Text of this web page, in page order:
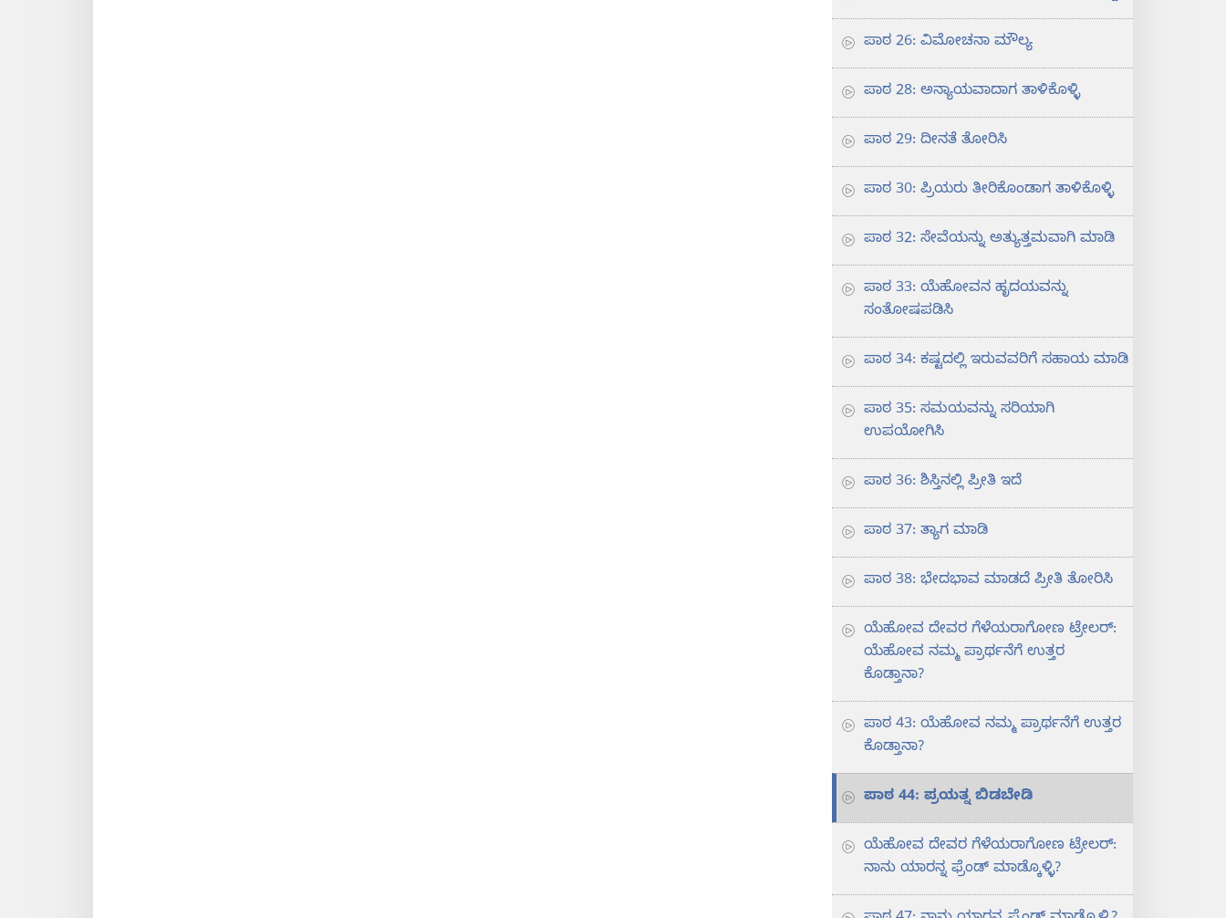
ಪಾಠ 26: ವಿಮೋಚನಾ ಮೌಲ್ಯ
ಪಾಠ 28: ಅನ್ಯಾಯವಾದಾಗ ತಾಳಿಕೊಳ್ಳಿ
ಪಾಠ 29: ದೀನತೆ ತೋರಿಸಿ
ಪಾಠ 30: ಪ್ರಿಯರು ತೀರಿಕೊಂಡಾಗ ತಾಳಿಕೊಳ್ಳಿ
ಪಾಠ 32: ಸೇವೆಯನ್ನು ಅತ್ಯುತ್ತಮವಾಗಿ ಮಾಡಿ
ಪಾಠ 33: ಯೆಹೋವನ ಹೃದಯವನ್ನು
ಸಂತೋಷಪಡಿಸಿ
ಪಾಠ 34: ಕಷ್ಟದಲ್ಲಿ ಇರುವವರಿಗೆ ಸಹಾಯ ಮಾಡಿ
ಪಾಠ 35: ಸಮಯವನ್ನು ಸರಿಯಾಗಿ
ಉಪಯೋಗಿಸಿ
ಪಾಠ 36: ಶಿಸ್ತಿನಲ್ಲಿ ಪ್ರೀತಿ ಇದೆ
ಪಾಠ 37: ತ್ಯಾಗ ಮಾಡಿ
ಪಾಠ 38: ಭೇದಭಾವ ಮಾಡದೆ ಪ್ರೀತಿ ತೋರಿಸಿ
ಯೆಹೋವ ದೇವರ ಗೆಳೆಯರಾಗೋಣ ಟ್ರೇಲರ್‌:
ಯೆಹೋವ ನಮ್ಮ ಪ್ರಾರ್ಥನೆಗೆ ಉತ್ತರ
ಕೊಡ್ತಾನಾ?
ಪಾಠ 43: ಯೆಹೋವ ನಮ್ಮ ಪ್ರಾರ್ಥನೆಗೆ ಉತ್ತರ
ಕೊಡ್ತಾನಾ?
ಪಾಠ 44: ಪ್ರಯತ್ನ ಬಿಡಬೇಡಿ
ಯೆಹೋವ ದೇವರ ಗೆಳೆಯರಾಗೋಣ ಟ್ರೇಲರ್‌:
ನಾನು ಯಾರನ್ನ ಫ್ರೆಂಡ್‌ ಮಾಡ್ಕೊಳ್ಳಿ?